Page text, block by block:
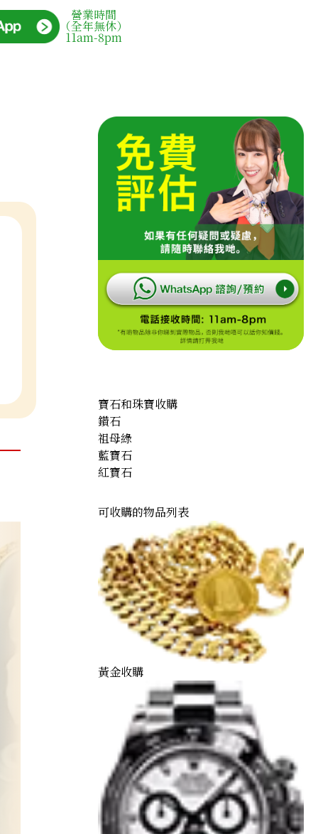
營業時間
（全年無休）
11am-8pm
寶石和珠寶收購
鑽石
祖母綠
藍寶石
紅寶石
可收購的物品列表
黃金收購